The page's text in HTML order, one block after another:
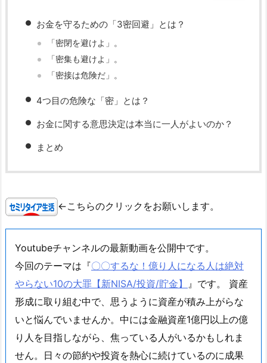
お金を守るための「3密回避」とは？
「密閉を避けよ」。
「密集も避けよ」。
「密接は危険だ」。
4つ目の危険な「密」とは？
お金に関する意思決定は本当に一人がよいのか？
まとめ
←こちらのクリックをお願いします。
Youtubeチャンネルの最新動画を公開中です。
今回のテーマは『〇〇するな！億り人になる人は絶対
やらない10の大罪【新NISA/投資/貯金】 』です。 資産
形成に取り組む中で、思うように資産が積み上がらな
いと悩んでいませんか。中には金融資産1億円以上の億
り人を目指しながら、焦っている人がいるかもしれま
せん。日々の節約や投資を熱心に続けているのに成果